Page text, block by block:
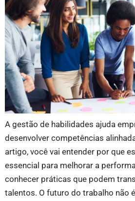
A gestão de habilidades ajuda
desenvolver competências
artigo, você vai entender por que
essencial para melhorar a
conhecer práticas que podem
talentos. O futuro do trabalho não